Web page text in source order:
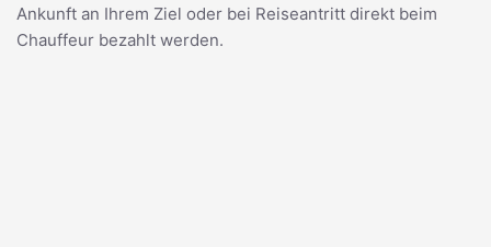
Ankunft an Ihrem Ziel oder bei Reiseantritt direkt beim
Chauffeur bezahlt werden.